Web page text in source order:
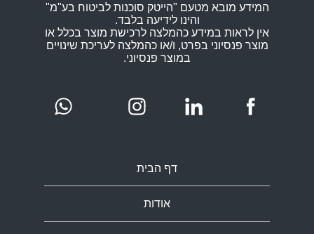
המידע מובא מטעם "הייטק סוכנות לביטוח בע"מ"
והינו לידיעה בלבד.
אין לראות במידע כהמלצה לרכישת מוצר בכלל או
מוצר פנסיוני בפרט, ו/או כהמלצה לעריכת שינויים
במוצר פנסיוני.
דף הבית
אודות